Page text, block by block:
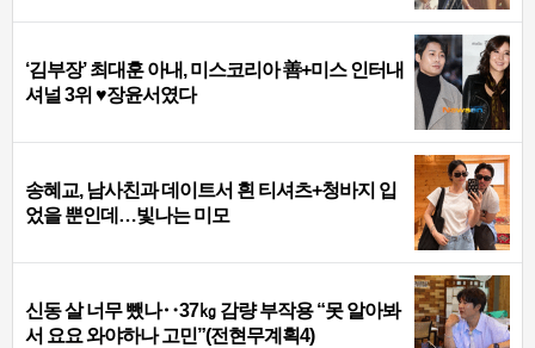
‘김부장’ 최대훈 아내, 미스코리아 善+미스 인터내
셔널 3위 ♥장윤서였다
송혜교, 남사친과 데이트서 흰 티셔츠+청바지 입
었을 뿐인데…빛나는 미모
신동 살 너무 뺐나‥37㎏ 감량 부작용 “못 알아봐
서 요요 와야하나 고민”(전현무계획4)